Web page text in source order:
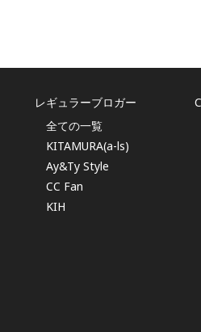
レギュラーブロガー
全ての一覧
KITAMURA(a-ls)
Ay&Ty Style
CC Fan
KIH